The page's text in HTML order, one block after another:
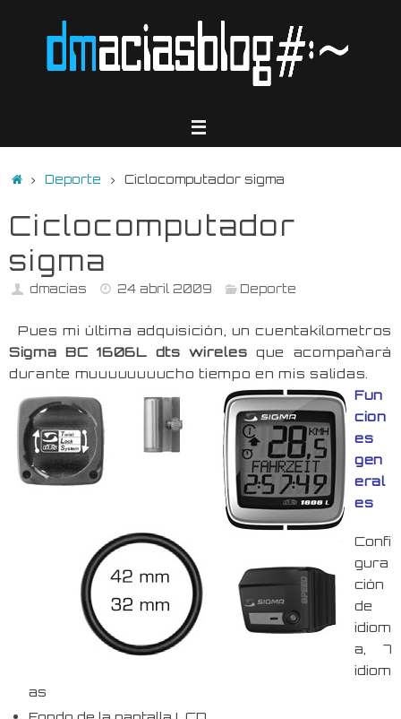
InicioDeporte Ciclocomputador sigma
Ciclocomputador
sigma
dmacias 24 abril 2009 Deporte
Pues mi última adquisición, un cuentakilometros
Sigma BC 1606L dts wireles que acompañará
durante muuuuuuuucho tiempo en mis salidas.
Fun
cion
es
gen
eral
es
Confi
gura
ción
de
idiom
a, 7
idiom
as